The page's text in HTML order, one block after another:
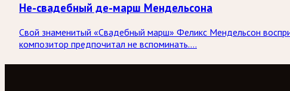
Не-свадебный де-марш Мендельсона
Свой знаменитый «Свадебный марш» Феликс Мендельсон
композитор предпочитал не вспоминать….